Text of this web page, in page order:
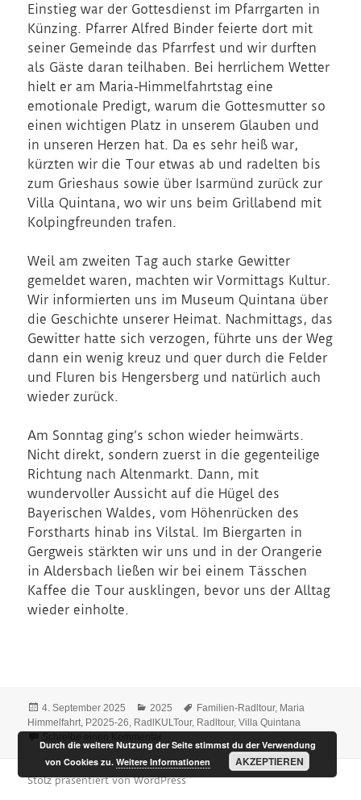
Einstieg war der Gottesdienst im Pfarrgarten in
Künzing. Pfarrer Alfred Binder feierte dort mit
seiner Gemeinde das Pfarrfest und wir durften
als Gäste daran teilhaben. Bei herrlichem Wetter
hielt er am Maria-Himmelfahrtstag eine
emotionale Predigt, warum die Gottesmutter so
einen wichtigen Platz in unserem Glauben und
in unseren Herzen hat. Da es sehr heiß war,
kürzten wir die Tour etwas ab und radelten bis
zum Grieshaus sowie über Isarmünd zurück zur
Villa Quintana, wo wir uns beim Grillabend mit
Kolpingfreunden trafen.
Weil am zweiten Tag auch starke Gewitter
gemeldet waren, machten wir Vormittags Kultur.
Wir informierten uns im Museum Quintana über
die Geschichte unserer Heimat. Nachmittags, das
Gewitter hatte sich verzogen, führte uns der Weg
dann ein wenig kreuz und quer durch die Felder
und Fluren bis Hengersberg und natürlich auch
wieder zurück.
Am Sonntag ging’s schon wieder heimwärts.
Nicht direkt, sondern zuerst in die gegenteilige
Richtung nach Altenmarkt. Dann, mit
wundervoller Aussicht auf die Hügel des
Bayerischen Waldes, vom Höhenrücken des
Forstharts hinab ins Vilstal. Im Biergarten in
Gergweis stärkten wir uns und in der Orangerie
in Aldersbach ließen wir bei einem Tässchen
Kaffee die Tour ausklingen, bevor uns der Alltag
wieder einholte.
Veröffentlicht
am
4. September 2025 Kategorien
2025 Schlagwörter
Familien-Radltour, Maria
Himmelfahrt, P2025-26, RadlKULTour, Radltour,Villa Quintana
Stolz präsentiert von WordPress
Durch die weitere Nutzung der Seite stimmst du der Verwendung
von Cookies zu.Weitere Informationen AKZEPTIEREN